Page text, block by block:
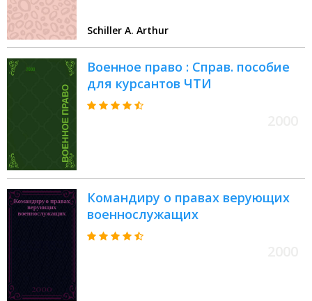
Schiller A. Arthur
Военное право : Справ. пособие
для курсантов ЧТИ
Командиру о правах верующих
военнослужащих